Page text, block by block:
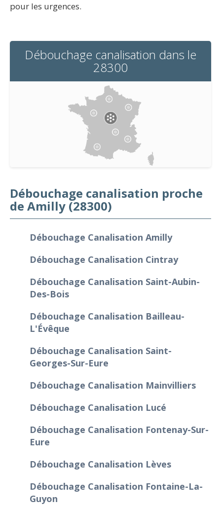
pour les urgences.
Débouchage canalisation dans le
28300
Débouchage canalisation proche
de Amilly (28300)
Débouchage Canalisation Amilly
Débouchage Canalisation Cintray
Débouchage Canalisation Saint-Aubin-
Des-Bois
Débouchage Canalisation Bailleau-
L'Évêque
Débouchage Canalisation Saint-
Georges-Sur-Eure
Débouchage Canalisation Mainvilliers
Débouchage Canalisation Lucé
Débouchage Canalisation Fontenay-Sur-
Eure
Débouchage Canalisation Lèves
Débouchage Canalisation Fontaine-La-
Guyon